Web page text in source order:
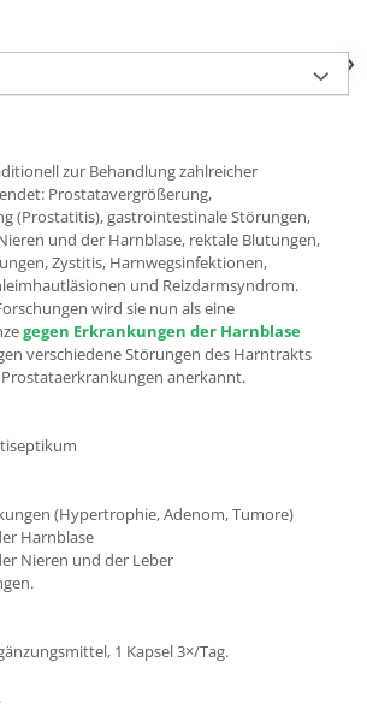
zur Behandlung zahlreicher
Prostatavergrößerung,
(Prostatitis), gastrointestinale Störungen,
und der Harnblase, rektale Blutungen,
Zystitis, Harnwegsinfektionen,
und Reizdarmsyndrom.
wird sie nun als eine
gegen Erkrankungen der Harnblase
verschiedene Störungen des Harntrakts
anerkannt.
(Hypertrophie, Adenom, Tumore)
Harnblase
Nieren und der Leber
1 Kapsel 3×/Tag.